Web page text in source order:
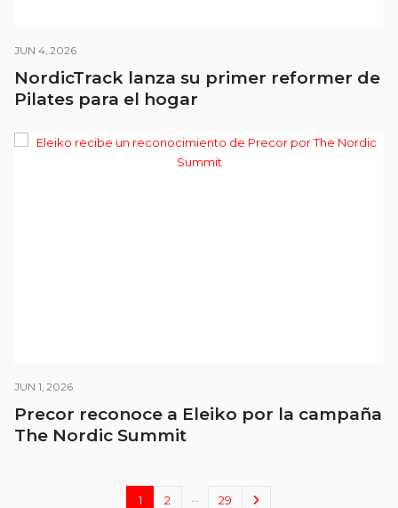
JUN 4, 2026
NordicTrack lanza su primer reformer de
Pilates para el hogar
JUN 1, 2026
Precor reconoce a Eleiko por la campaña
The Nordic Summit
1 2 29